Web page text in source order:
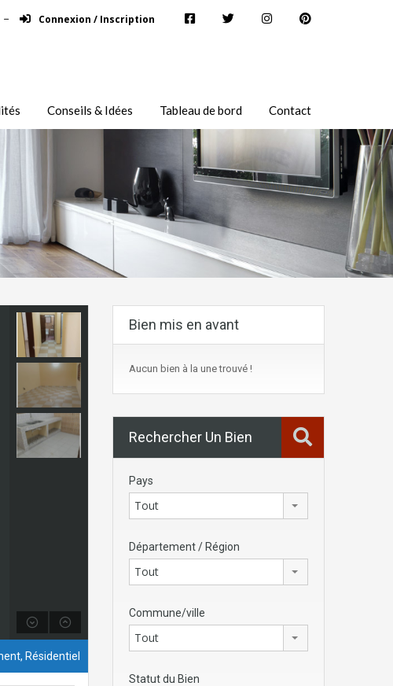
Connexion / Inscription
Conseils & Idées Tableau de bord Contact
Résidentiel
Bien mis en avant
Aucun bien à la une trouvé !
Rechercher Un Bien
Pays
Tout
Département / Région
Tout
Commune/ville
Tout
Statut du Bien